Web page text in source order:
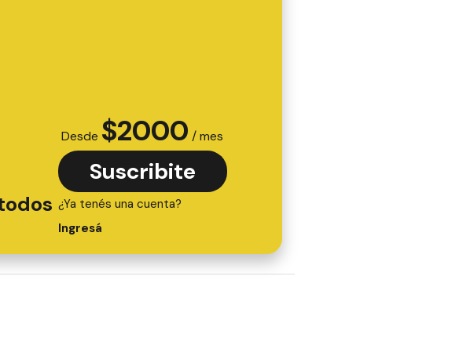
Desde $2000 / mes
Suscribite
¿Ya tenés una cuenta?
Ingresá